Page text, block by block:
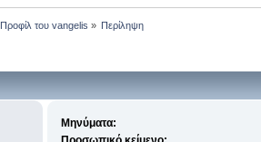
Προφίλ του vangelis » Περίληψη
Μηνύματα: